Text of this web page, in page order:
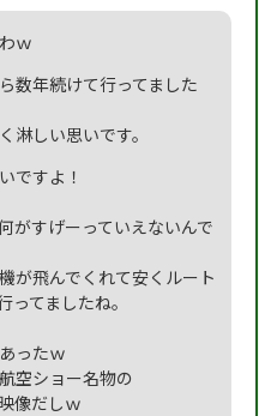
ｗ
数年続けて行ってました
淋しい思いです。
ですよ！
がすげーっていえないんで
が飛んでくれて安くルート
てましたね。
ったｗ
空ショー名物の
像だしｗ